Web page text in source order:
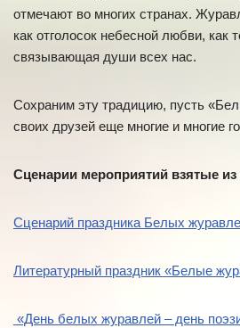
отмечают во многих странах.
как отголосок небесной любви, как
связывающая души всех нас.
Сохраним эту традицию, пусть
своих друзей еще многие и многие
Сценарии мероприятий взятые из
Сценарий праздника Белых
Литературный праздник «Белые
«День белых журавлей – день